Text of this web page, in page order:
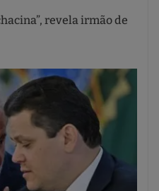
revela irmão de